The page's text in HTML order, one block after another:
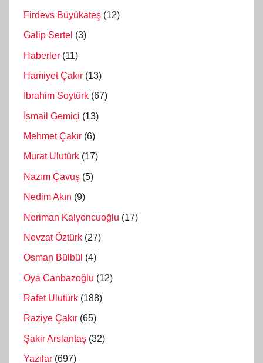
Firdevs Büyükateş (12)
Galip Sertel (3)
Haberler (11)
Hamiyet Çakır (13)
İbrahim Soytürk (67)
İsmail Gemici (13)
Mehmet Çakır (6)
Murat Ulutürk (17)
Nazım Çavuş (5)
Nedim Akın (9)
Neriman Kalyoncuoğlu (17)
Nevzat Öztürk (27)
Osman Bülbül (4)
Oya Canbazoğlu (12)
Rafet Ulutürk (188)
Raziye Çakır (65)
Şakir Arslantaş (32)
Yazılar (697)